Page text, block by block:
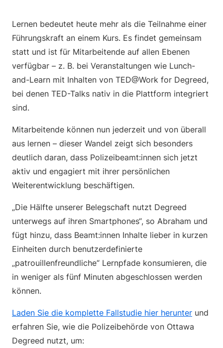
Lernen bedeutet heute mehr als die Teilnahme einer
Führungskraft an einem Kurs. Es findet gemeinsam
statt und ist für Mitarbeitende auf allen Ebenen
verfügbar – z. B. bei Veranstaltungen wie Lunch-
and-Learn mit Inhalten von TED@Work for Degreed,
bei denen TED-Talks nativ in die Plattform integriert
sind.
Mitarbeitende können nun jederzeit und von überall
aus lernen – dieser Wandel zeigt sich besonders
deutlich daran, dass Polizeibeamt:innen sich jetzt
aktiv und engagiert mit ihrer persönlichen
Weiterentwicklung beschäftigen.
„Die Hälfte unserer Belegschaft nutzt Degreed
unterwegs auf ihren Smartphones“, so Abraham und
fügt hinzu, dass Beamt:innen Inhalte lieber in kurzen
Einheiten durch benutzerdefinierte
„patrouillenfreundliche“ Lernpfade konsumieren, die
in weniger als fünf Minuten abgeschlossen werden
können.
Laden Sie die komplette Fallstudie hier herunter und
erfahren Sie, wie die Polizeibehörde von Ottawa
Degreed nutzt, um: